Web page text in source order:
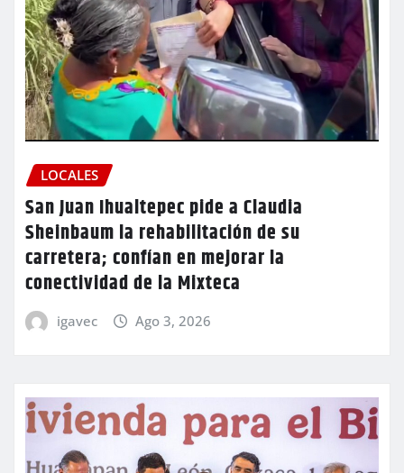
LOCALES
San Juan Ihualtepec pide a Claudia
Sheinbaum la rehabilitación de su
carretera; confían en mejorar la
conectividad de la Mixteca
igavec Ago 3, 2026